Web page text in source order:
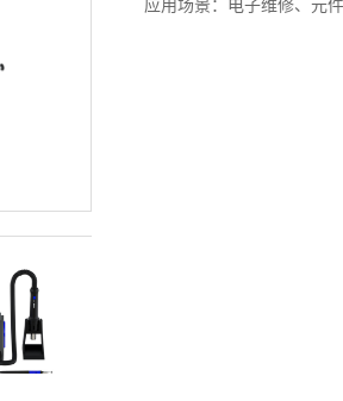
应用场景：电子维修、元